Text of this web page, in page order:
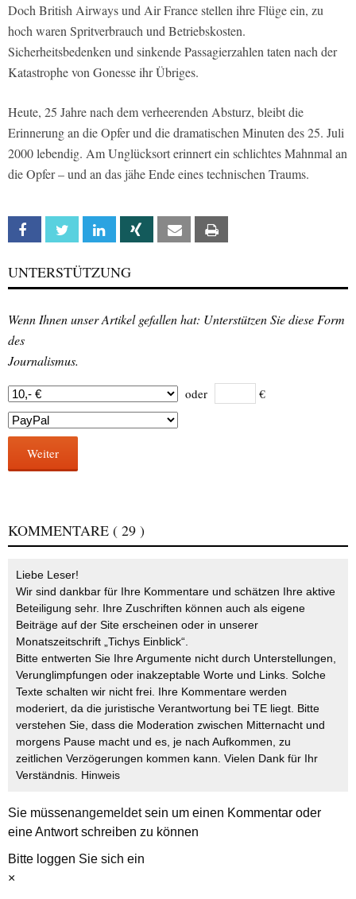
Doch British Airways und Air France stellen ihre Flüge ein, zu
hoch waren Spritverbrauch und Betriebskosten.
Sicherheitsbedenken und sinkende Passagierzahlen taten nach der
Katastrophe von Gonesse ihr Übriges.
Heute, 25 Jahre nach dem verheerenden Absturz, bleibt die
Erinnerung an die Opfer und die dramatischen Minuten des 25. Juli
2000 lebendig. Am Unglücksort erinnert ein schlichtes Mahnmal an
die Opfer – und an das jähe Ende eines technischen Traums.
Facebook Twitter Linkedin Xing Email
UNTERSTÜTZUNG
Wenn Ihnen unser Artikel gefallen hat: Unterstützen Sie diese Form
des
Journalismus.
oder €
Weiter
KOMMENTARE ( 29 )
Liebe Leser!
Wir sind dankbar für Ihre Kommentare und schätzen Ihre aktive
Beteiligung sehr. Ihre Zuschriften können auch als eigene
Beiträge auf der Site erscheinen oder in unserer
Monatszeitschrift „Tichys Einblick“.
Bitte entwerten Sie Ihre Argumente nicht durch Unterstellungen,
Verunglimpfungen oder inakzeptable Worte und Links. Solche
Texte schalten wir nicht frei. Ihre Kommentare werden
moderiert, da die juristische Verantwortung bei TE liegt. Bitte
verstehen Sie, dass die Moderation zwischen Mitternacht und
morgens Pause macht und es, je nach Aufkommen, zu
zeitlichen Verzögerungen kommen kann. Vielen Dank für Ihr
Verständnis. Hinweis
Sie müssenangemeldetsein um einen Kommentar oder
eine Antwort schreiben zu können
Bitte loggen Sie sich ein
×